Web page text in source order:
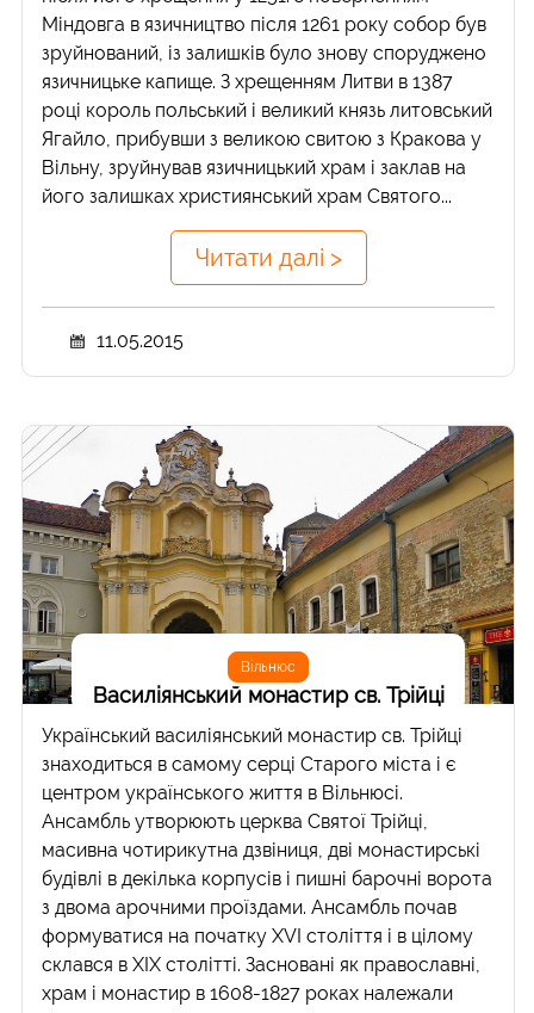
Міндовга в язичництво після 1261 року собор був
зруйнований, із залишків було знову споруджено
язичницьке капище. З хрещенням Литви в 1387
році король польський і великий князь литовський
Ягайло, прибувши з великою свитою з Кракова у
Вільну, зруйнував язичницький храм і заклав на
його залишках християнський храм Святого...
Читати далі >
11.05.2015
Вільнюс
Василіянський монастир св. Трійці
Український василіянський монастир св. Трійці
знаходиться в самому серці Старого міста і є
центром українського життя в Вільнюсі.
Ансамбль утворюють церква Святої Трійці,
масивна чотирикутна дзвіниця, дві монастирські
будівлі в декілька корпусів і пишні барочні ворота
з двома арочними проїздами. Ансамбль почав
формуватися на початку XVI століття і в цілому
склався в XIX столітті. Засновані як православні,
храм і монастир в 1608-1827 роках належали